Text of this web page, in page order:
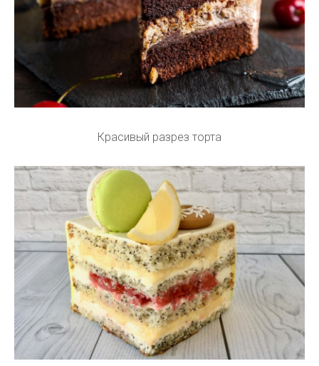
Красивый разрез торта